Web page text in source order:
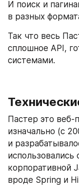
И поиск и
в разных
Так что весь
сплошное API,
системами.
Пастер это
изначально (с
и
использовались
корпоративной
вроде Spring и